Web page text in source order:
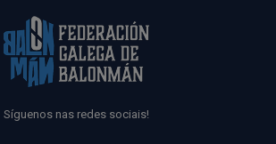
Síguenos nas redes sociais!